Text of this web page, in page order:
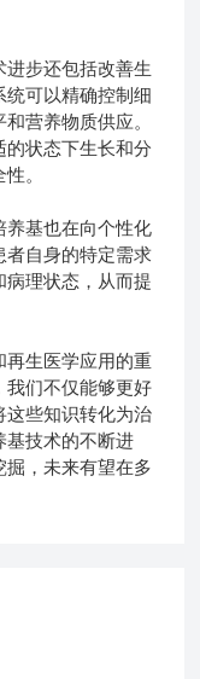
步还包括改善生
统可以精确控制细
营养物质供应。
的状态下生长和分
。
基也在向个性化
者自身的特定需求
病理状态，从而提
生医学应用的重
我们不仅能够更好
这些知识转化为治
基技术的不断进
掘，未来有望在多